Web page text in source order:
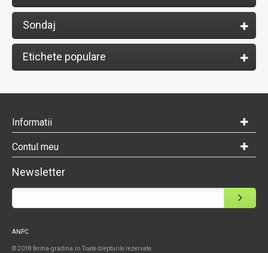
Sondaj
Etichete populare
Informatii
Contul meu
Newsletter
ANPC
© 2018 ferma-gradina.ro.Toate drepturile rezervate.